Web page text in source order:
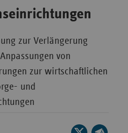
zur Verlängerung
von
zur wirtschaftlichen
und
Seite